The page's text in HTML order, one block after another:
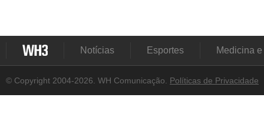
Notícias Esportes Medicina
© Copyright 2004-2026. WH Comunicação. Políticas de Privacidade